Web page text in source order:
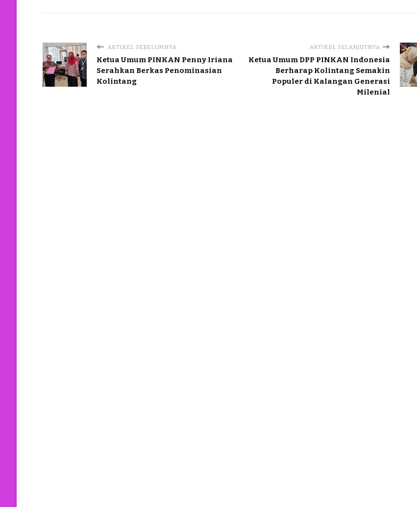
ARTIKEL SEBELUMNYA
Ketua Umum PINKAN Penny Iriana
Serahkan Berkas Penominasian
Kolintang
ARTIKEL SELANJUTNYA
Ketua Umum DPP PINKAN Indonesia
Berharap Kolintang Semakin
Populer di Kalangan Generasi
Milenial